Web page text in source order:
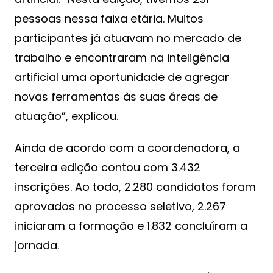
pessoas nessa faixa etária. Muitos
participantes já atuavam no mercado de
trabalho e encontraram na inteligência
artificial uma oportunidade de agregar
novas ferramentas às suas áreas de
atuação”, explicou.
Ainda de acordo com a coordenadora, a
terceira edição contou com 3.432
inscrições. Ao todo, 2.280 candidatos foram
aprovados no processo seletivo, 2.267
iniciaram a formação e 1.832 concluíram a
jornada.